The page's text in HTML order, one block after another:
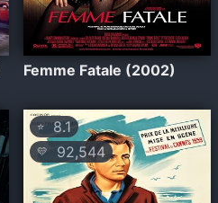
Femme Fatale (2002)
⭐ 8.1
💛 92,544